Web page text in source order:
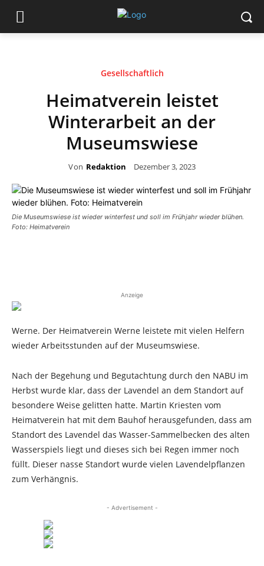
Gesellschaftlich
Heimatverein leistet
Winterarbeit an der
Museumswiese
Von Redaktion Dezember 3, 2023
Die Museumswiese ist wieder winterfest und soll im Frühjahr wieder blühen.
Foto: Heimatverein
Anzeige
Werne. Der Heimatverein Werne leistete mit vielen Helfern
wieder Arbeitsstunden auf der Museumswiese.
Nach der Begehung und Begutachtung durch den NABU im
Herbst wurde klar, dass der Lavendel an dem Standort auf
besondere Weise gelitten hatte. Martin Kriesten vom
Heimatverein hat mit dem Bauhof herausgefunden, dass am
Standort des Lavendel das Wasser-Sammelbecken des alten
Wasserspiels liegt und dieses sich bei Regen immer noch
füllt. Dieser nasse Standort wurde vielen Lavendelpflanzen
zum Verhängnis.
- Advertisement -